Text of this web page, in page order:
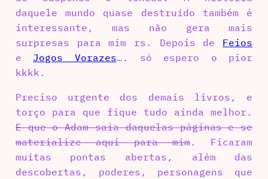
daquele mundo quase destruído também é
interessante, mas não gera mais
surpresas para mim rs. Depois de Feios
e Jogos Vorazes…. só espero o pior
kkkk.
Preciso urgente dos demais livros, e
torço para que fique tudo ainda melhor.
E que o Adam saia daquelas páginas e se
materialize aqui para mim. Ficaram
muitas pontas abertas, além das
descobertas, poderes, personagens que